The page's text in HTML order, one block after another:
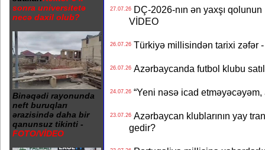
sonra universitetə
necə daxil olub?
Binəqədi rayonunda
neft buruqları
ərazisində daha bir
qanunsuz tikinti -
FOTO/VİDEO
27.07.26DÇ-2026-nın ən yaxşı
VİDEO
26.07.26Türkiyə millisindən tarixi zəfər
26.07.26Azərbaycanda futbol klubu
24.07.26“Yeni nəsə icad etməyəcəyəm,
23.07.26Azərbaycan klublarının yay
gedir?